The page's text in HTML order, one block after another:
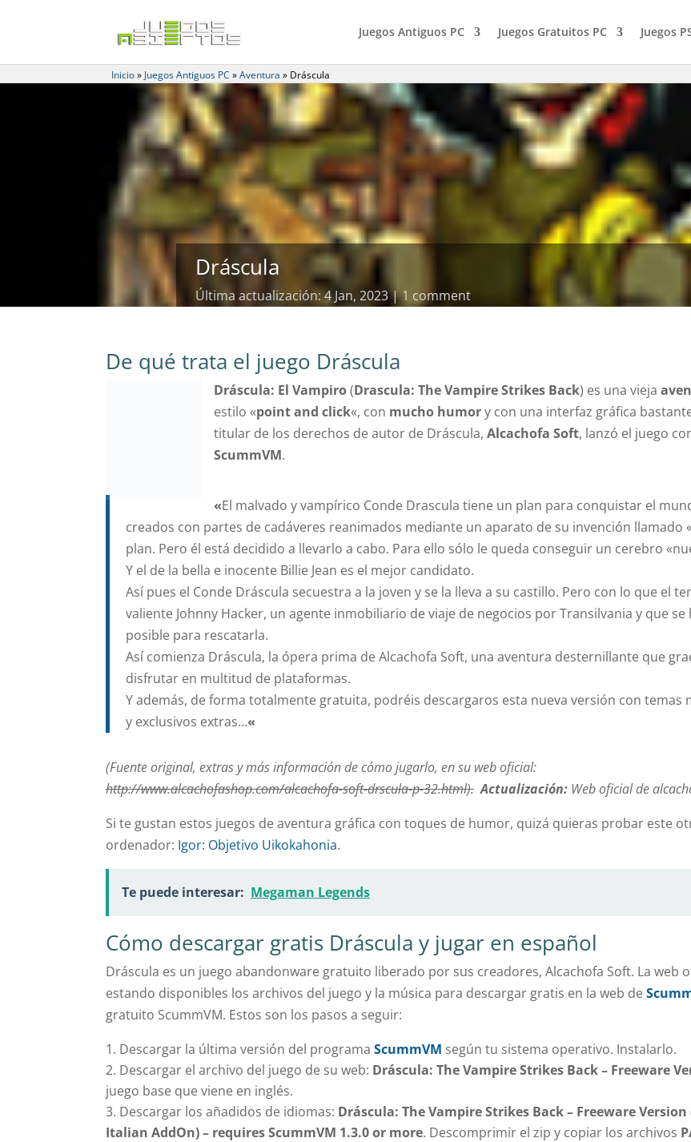
Juegos Antiguos PC Juegos Gratuitos PC Juegos
Inicio» Juegos Antiguos PC »Aventura » Dráscula
Dráscula
Última actualización: 4 Jan, 2023 1 comment
De qué trata el juego Dráscula
Dráscula: El Vampiro(Drascula: The Vampire Strikes Back) es una vieja
estilo «point and click«, con mucho humory con una interfaz gráfica
titular de los derechos de autor de Dráscula, Alcachofa Soft, lanzó el juego
ScummVM.
«El malvado y vampírico Conde Drascula tiene un plan para conquistar el
creados con partes de cadáveres reanimados mediante un aparato de su invención llamado
plan. Pero él está decidido a llevarlo a cabo. Para ello sólo le queda conseguir un cerebro
Y el de la bella e inocente Billie Jean es el mejor candidato.
Así pues el Conde Dráscula secuestra a la joven y se la lleva a su castillo. Pero con lo que el
valiente Johnny Hacker, un agente inmobiliario de viaje de negocios por Transilvania y que
posible para rescatarla.
Así comienza Dráscula, la ópera prima de Alcachofa Soft, una aventura desternillante que
disfrutar en multitud de plataformas.
Y además, de forma totalmente gratuita, podréis descargaros esta nueva versión con temas
y exclusivos extras…«
(Fuente original, extras y más información de cómo jugarlo, en su web oficial:
http://www.alcachofashop.com/alcachofa-soft-drscula-p-32.html). Actualización: Web oficial de
Si te gustan estos juegos de aventura gráfica con toques de humor, quizá quieras probar este
ordenador: Igor: Objetivo Uikokahonia.
Te puede interesar: Megaman Legends
Cómo descargar gratis Dráscula y jugar en español
Dráscula es un juego abandonware gratuito liberado por sus creadores, Alcachofa Soft. La web
estando disponibles los archivos del juego y la música para descargar gratis en la web de
gratuito ScummVM. Estos son los pasos a seguir:
Descargar la última versión del programa ScummVM según tu sistema operativo. Instalarlo.
Descargar el archivo del juego de su web: Dráscula: The Vampire Strikes Back – Freeware
juego base que viene en inglés.
Descargar los añadidos de idiomas: Dráscula: The Vampire Strikes Back – Freeware
Italian AddOn) – requires ScummVM 1.3.0 or more. Descomprimir el zip y copiar los archivos